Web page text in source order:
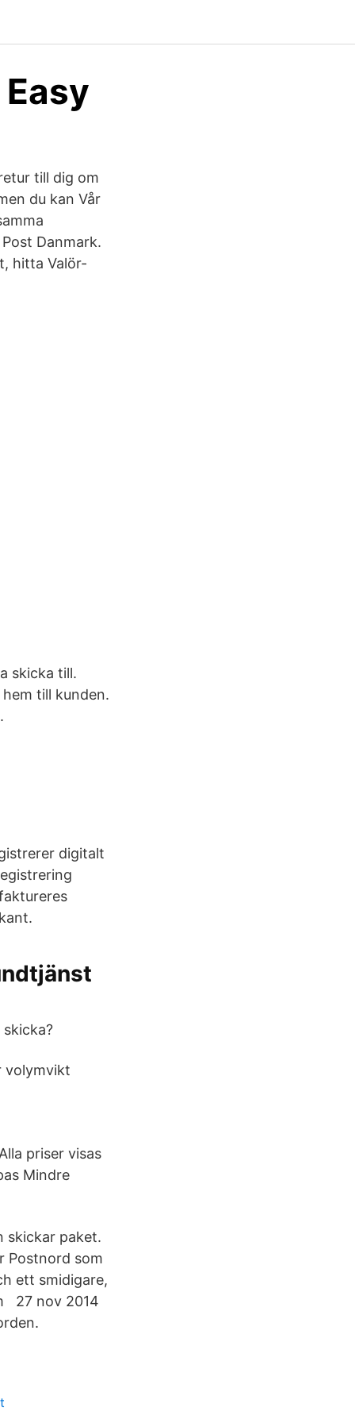
till dig om
du kan Vår
Danmark.
hitta Valör-
skicka till.
till kunden.
digitalt
volymvikt
priser visas
Mindre
skickar paket.
Postnord som
ett smidigare,
27 nov 2014